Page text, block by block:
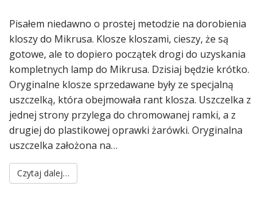
Pisałem niedawno o prostej metodzie na dorobienia
kloszy do Mikrusa. Klosze kloszami, cieszy, że są
gotowe, ale to dopiero początek drogi do uzyskania
kompletnych lamp do Mikrusa. Dzisiaj będzie krótko.
Oryginalne klosze sprzedawane były ze specjalną
uszczelką, która obejmowała rant klosza. Uszczelka z
jednej strony przylega do chromowanej ramki, a z
drugiej do plastikowej oprawki żarówki. Oryginalna
uszczelka założona na…
Czytaj dalej…